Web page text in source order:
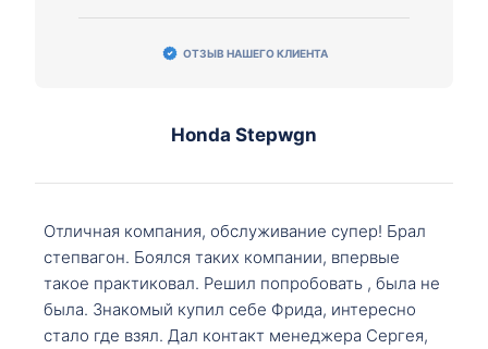
ОТЗЫВ НАШЕГО КЛИЕНТА
Honda Stepwgn
Отличная компания, обслуживание супер! Брал
степвагон. Боялся таких компании, впервые
такое практиковал. Решил попробовать , была не
была. Знакомый купил себе Фрида, интересно
стало где взял. Дал контакт менеджера Сергея,